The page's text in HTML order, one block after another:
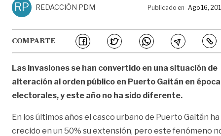
RP REDACCIÓN PDM Publicado en Ago 16,
COMPARTE
Las invasiones se han convertido en una situación de
alteración al orden público en Puerto Gaitán en
electorales, y este año no ha sido diferente.
En los últimos años el casco urbano de Puerto Gaitán ha
crecido en un 50% su extensión, pero este fenómeno